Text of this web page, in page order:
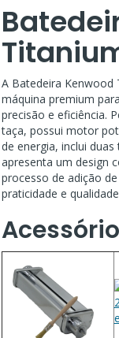
A Batedeira Kenwood
máquina premium
precisão e eficiência.
taça, possui motor
de energia, inclui
apresenta um design
processo de adição
praticidade e